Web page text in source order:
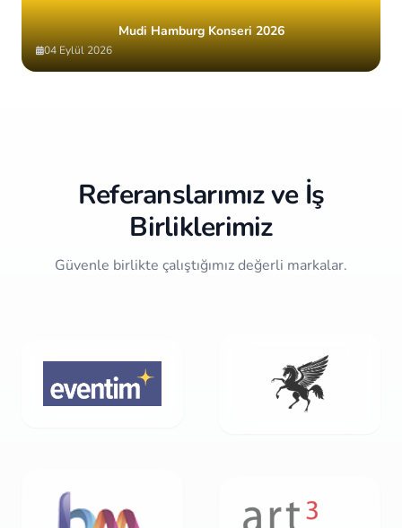
Mudi Hamburg Konseri 2026
04 Eylül 2026
Referanslarımız ve İş
Birliklerimiz
Güvenle birlikte çalıştığımız değerli markalar.